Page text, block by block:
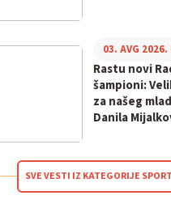
Rastu novi
šampioni:
za našeg
Danila
03. AVG
SVE VESTI IZ KATEGORIJE SPORT